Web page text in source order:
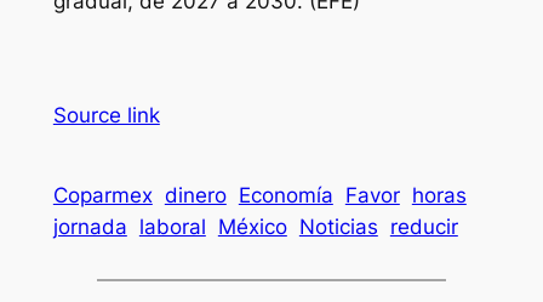
Source link
Coparmex dinero Economía Favor horas
jornada laboral México Noticias reducir